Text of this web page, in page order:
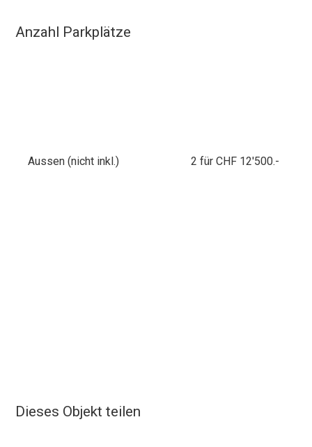
Anzahl Parkplätze
Aussen (nicht inkl.) 2 für CHF 12'500.-
Dieses Objekt teilen